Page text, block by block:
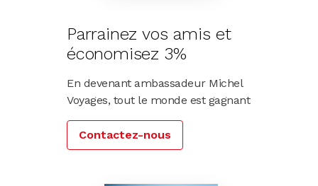
Parrainez vos amis et
économisez 3%
En devenant ambassadeur Michel
Voyages, tout le monde est gagnant
Contactez-nous